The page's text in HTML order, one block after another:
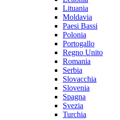
Lituania
Moldavia
Paesi Bassi
Polonia
Portogallo
Regno Unito
Romania
Serbia
Slovacchia
Slovenia
Spagna
Svezia
Turchia